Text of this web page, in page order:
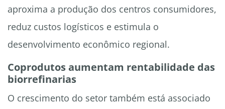
aproxima a produção dos centros consumidores,
reduz custos logísticos e estimula o
desenvolvimento econômico regional.
Coprodutos aumentam rentabilidade das
biorrefinarias
O crescimento do setor também está associado